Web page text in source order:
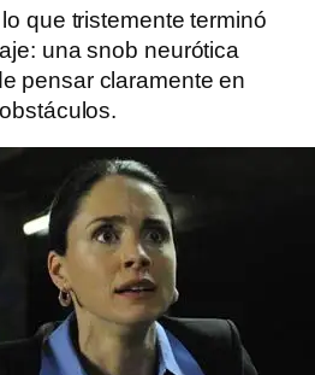
que tristemente terminó
una snob neurótica
pensar claramente en